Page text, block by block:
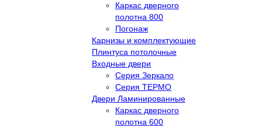
Каркас дверного
полотна 800
Погонаж
Карнизы и комплектующие
Плинтуса потолочные
Входные двери
Серия Зеркало
Серия ТЕРМО
Двери Ламинированные
Каркас дверного
полотна 600